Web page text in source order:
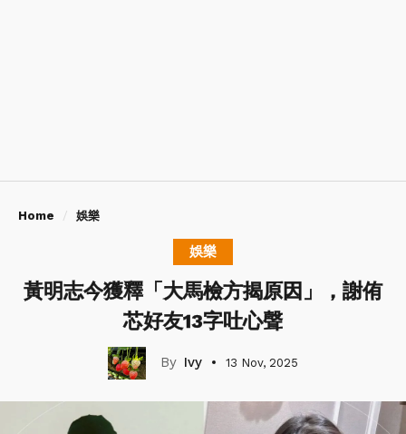
Home 娛樂
娛樂
黃明志今獲釋「大馬檢方揭原因」，謝侑
芯好友13字吐心聲
Ivy 13 Nov, 2025